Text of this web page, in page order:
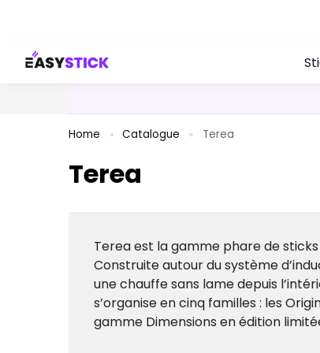
Home » Catalogue » Terea
Terea
Terea est la gamme phare de
Construite autour du système
une chauffe sans lame depuis
s’organise en cinq familles : les
gamme Dimensions en édition